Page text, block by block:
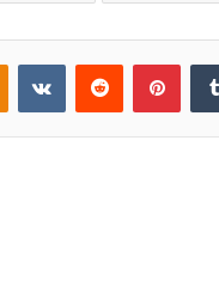
بينتيريست